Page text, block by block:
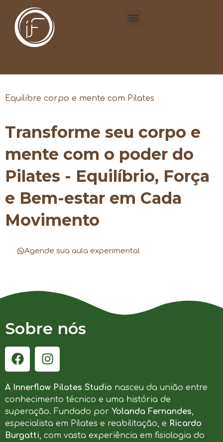
Equilibre corpo e mente com Pilates
Transforme seu corpo e
mente com o poder do
Pilates - Equilíbrio, Força
e Bem-estar em Cada
Movimento
Agende sua aula experimental
Sobre nós
A Innerflow Pilates Studio nasceu da união entre
conhecimento técnico e uma história de
superação. Fundado por Yolanda Fernandes,
especialista em Pilates e reabilitação, e Ricardo
Burgatti, com vasta experiência em fisiologia do